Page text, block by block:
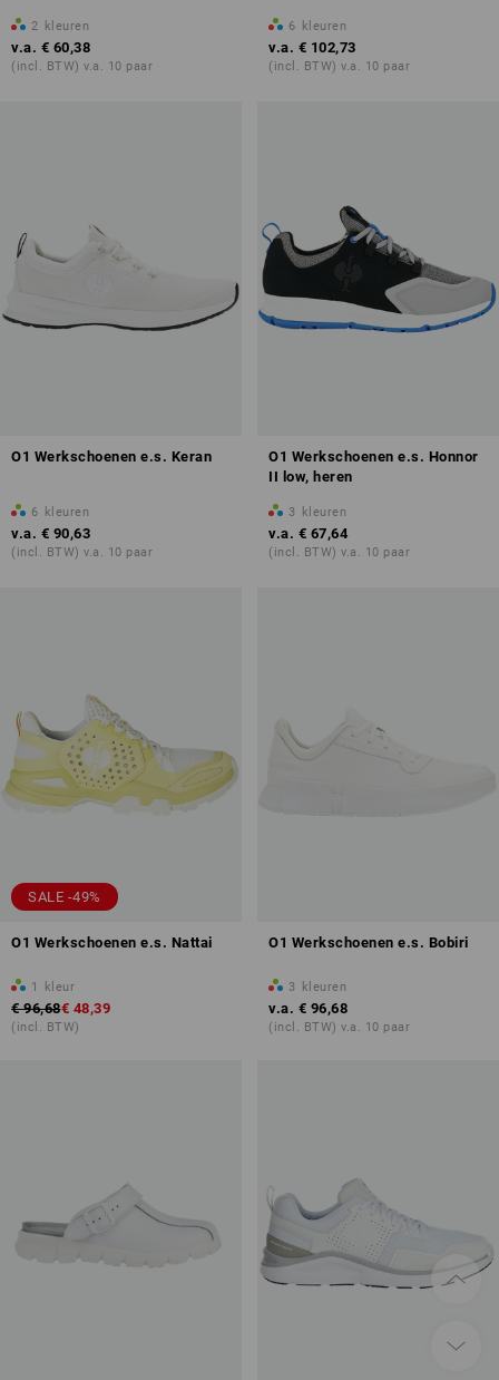
2 kleuren
v.a. € 60,38
(incl. BTW) v.a. 10 paar
6 kleuren
v.a. € 102,73
(incl. BTW) v.a. 10 paar
O1 Werkschoenen e.s. Keran
6 kleuren
v.a. € 90,63
(incl. BTW) v.a. 10 paar
O1 Werkschoenen e.s. Honnor
II low, heren
3 kleuren
v.a. € 67,64
(incl. BTW) v.a. 10 paar
SALE -49%
O1 Werkschoenen e.s. Nattai
1 kleur
€ 96,68€ 48,39
(incl. BTW)
O1 Werkschoenen e.s. Bobiri
3 kleuren
v.a. € 96,68
(incl. BTW) v.a. 10 paar